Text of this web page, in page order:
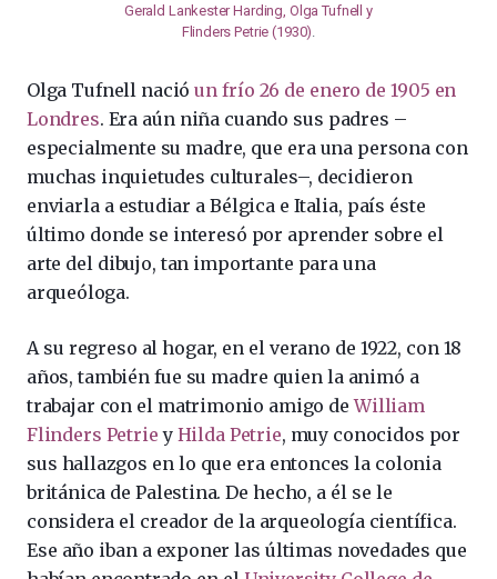
Gerald Lankester Harding, Olga Tufnell y
Flinders Petrie (1930)
Olga Tufnell nacióun frío 26 de enero de 1905 en
Londres. Era aún niña cuando sus padres –
especialmente su madre, que era una persona con
muchas inquietudes culturales–, decidieron
enviarla a estudiar a Bélgica e Italia, país éste
último donde se interesó por aprender sobre el
arte del dibujo, tan importante para una
arqueóloga.
A su regreso al hogar, en el verano de 1922, con 18
años, también fue su madre quien la animó a
trabajar con el matrimonio amigo deWilliam
Flinders Petrie y Hilda Petrie, muy conocidos por
sus hallazgos en lo que era entonces la colonia
británica de Palestina. De hecho, a él se le
considera el creador de la arqueología científica.
Ese año iban a exponer las últimas novedades que